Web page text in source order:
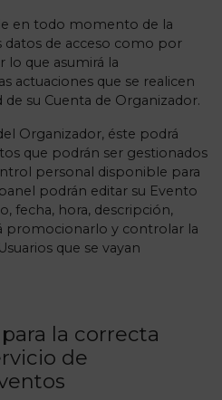
en todo momento de la
datos de acceso como por
lo que asumirá la
actuaciones que se realicen
su Cuenta de Organizador.
Organizador, éste podrá
que podrán ser gestionados
personal disponible para
podrán editar su Evento
fecha, hora, descripción,
promocionarlo y controlar la
que se vayan
la correcta
de